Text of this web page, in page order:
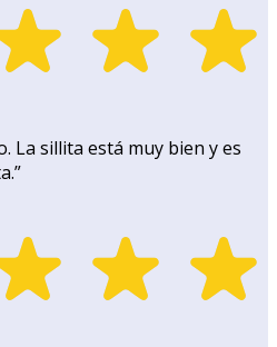
La sillita está muy bien y es
”